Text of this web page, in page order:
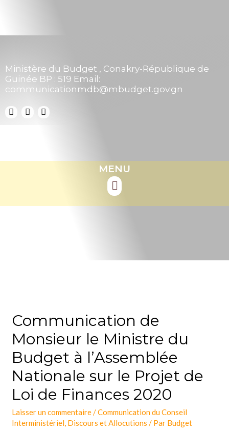
Ministère du Budget , Conakry-République de
Guinée BP : 519 Email:
communicationmdb@mbudget.gov.gn
MENU
Communication de
Monsieur le Ministre du
Budget à l’Assemblée
Nationale sur le Projet de
Loi de Finances 2020
Laisser un commentaire/Communication du Conseil
Interministériel, Discours et Allocutions / Par Budget